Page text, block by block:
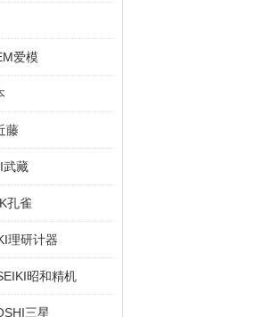
爱模
藤
武藏
孔雀
理研计器
昭和精机
三星